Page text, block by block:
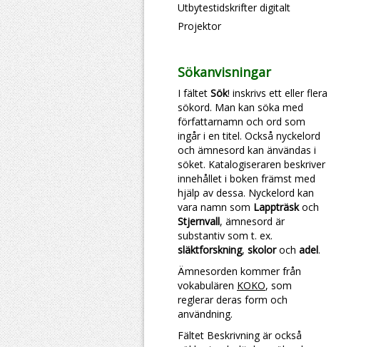
Utbytestidskrifter digitalt
Projektor
Sökanvisningar
I fältet Sök! inskrivs ett eller flera
sökord. Man kan söka med
författarnamn och ord som
ingår i en titel. Också nyckelord
och ämnesord kan änvändas i
söket. Katalogiseraren beskriver
innehållet i boken främst med
hjälp av dessa. Nyckelord kan
vara namn som Lappträskoch
Stjernvall, ämnesord är
substantiv som t. ex.
släktforskning, skoloroch adel.
Ämnesorden kommer från
vokabulären KOKO, som
reglerar deras form och
användning.
Fältet Beskrivning är också